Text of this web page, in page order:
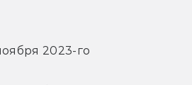
2023-го